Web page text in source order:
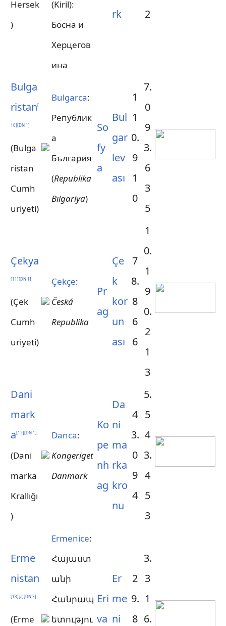
Hersek
)
(Kiril):
Босна и
Херцегов
ина
rk
2
Bulga
ristan[
10][DN 1]
(Bulga
ristan
Cumh
uriyeti)
Bulgarca:
Републик
а
България
(Republika
Bılgariya)
So
fy
a
Bul
gar
lev
ası
1
1
0.
9
1
0
7.
0
9
3.
6
3
5
Çekya
[11][DN 1]
(Çek
Cumh
uriyeti)
Çekçe:
Česká
Republika
Pr
ag
Çe
k
kor
un
ası
7
8.
8
6
6
1
0.
1
9
0.
2
1
3
Dani
mark
a[12][DN 1]
(Dani
marka
Krallığı
)
Danca:
Kongeriget
Danmark
Ko
pe
nh
ag
Da
ni
ma
rka
kro
nu
4
3.
0
9
4
5.
5
4
3.
4
5
3
Erme
nistan
[13][a][DN 3]
(Erme
Ermenice:
Հայաստ
անի
Հանրապ
ետությու
Eri
va
Er
me
ni
2
9.
8
3.
3
1
6.